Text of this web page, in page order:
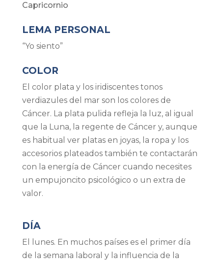
Capricornio
LEMA PERSONAL
“Yo siento”
COLOR
El color plata y los iridiscentes tonos
verdiazules del mar son los colores de
Cáncer. La plata pulida refleja la luz, al igual
que la Luna, la regente de Cáncer y, aunque
es habitual ver platas en joyas, la ropa y los
accesorios plateados también te contactarán
con la energía de Cáncer cuando necesites
un empujoncito psicológico o un extra de
valor.
DÍA
El lunes. En muchos países es el primer día
de la semana laboral y la influencia de la